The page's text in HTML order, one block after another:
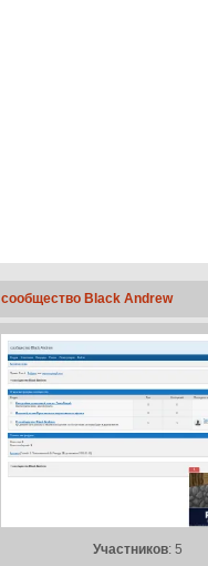
сообщество Black Andrew
Участников: 5